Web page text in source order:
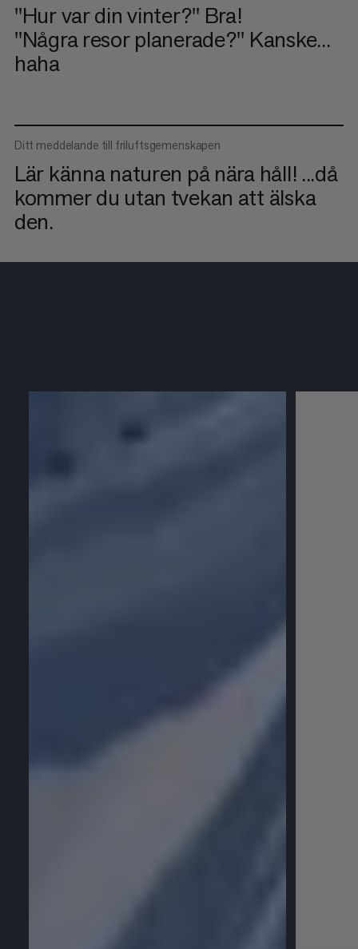
"Hur var din vinter?" Bra!
"Några resor planerade?" Kanske...
haha
Ditt meddelande till friluftsgemenskapen
Lär känna naturen på nära håll! ...då
kommer du utan tvekan att älska
den.